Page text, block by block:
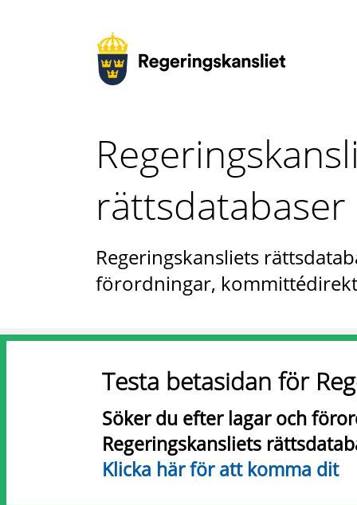
rättsdatabaser
Regeringskansliets
förordningar,
Testa betasidan för
Söker du efter lagar och
Regeringskansliets
Klicka här för att komma dit